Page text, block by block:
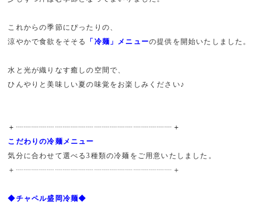
これからの季節にぴったりの、
涼やかで食欲をそそる
「冷麺」メニューの提供を開始いたしました。
水と光が織りなす癒しの空間で、
ひんやりと美味しい夏の味覚をお楽しみください♪
＋┈┈┈┈┈┈┈┈┈┈┈┈┈┈┈┈┈┈┈┈＋
こだわりの冷麺メニュー
気分に合わせて選べる3種類の冷麺をご用意いたしました。
＋┈┈┈┈┈┈┈┈┈┈┈┈┈┈┈┈┈┈┈┈＋
◆チャペル盛岡冷麺◆